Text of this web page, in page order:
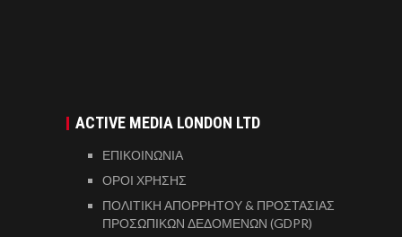
ACTIVE MEDIA LONDON LTD
ΕΠΙΚΟΙΝΩΝΙΑ
ΟΡΟΙ ΧΡΗΣΗΣ
ΠΟΛΙΤΙΚΗ ΑΠΟΡΡΗΤΟΥ & ΠΡΟΣΤΑΣΙΑΣ
ΠΡΟΣΩΠΙΚΩΝ ΔΕΔΟΜΕΝΩΝ (GDPR)